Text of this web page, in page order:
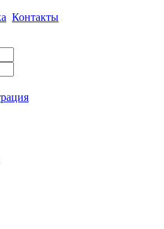
Контакты